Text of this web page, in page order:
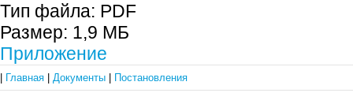
Тип файла: PDF
Размер: 1,9 МБ
Приложение
Главная Документы Постановления